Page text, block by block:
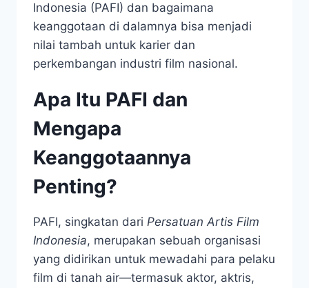
Indonesia (PAFI) dan bagaimana
keanggotaan di dalamnya bisa menjadi
nilai tambah untuk karier dan
perkembangan industri film nasional.
Apa Itu PAFI dan
Mengapa
Keanggotaannya
Penting?
PAFI, singkatan dari Persatuan Artis Film
Indonesia, merupakan sebuah organisasi
yang didirikan untuk mewadahi para pelaku
film di tanah air—termasuk aktor, aktris,